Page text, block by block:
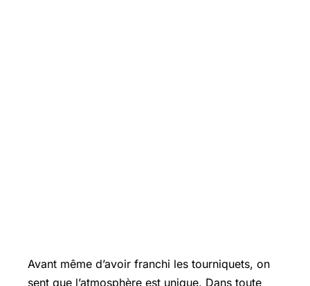
Avant même d’avoir franchi les tourniquets, on
sent que l’atmosphère est unique. Dans toute